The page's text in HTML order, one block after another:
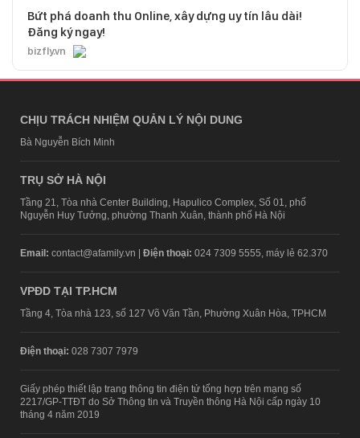
Bứt phá doanh thu Online, xây dựng uy tín lâu dài!
Đăng ký ngay!
bizfly.vn
CHỊU TRÁCH NHIỆM QUẢN LÝ NỘI DUNG
Bà Nguyễn Bích Minh
TRỤ SỞ HÀ NỘI
Tầng 21, Tòa nhà Center Building, Hapulico Complex, Số 01, phố
Nguyễn Huy Tưởng, phường Thanh Xuân, thành phố Hà Nội
Email: contact@afamily.vn | Điện thoại: 024 7309 5555, máy lẻ 62.370
VPĐD TẠI TP.HCM
Tầng 4, Tòa nhà 123, số 127 Võ Văn Tần, Phường Xuân Hòa, TPHCM
Điện thoại: 028 7307 7979
Giấy phép thiết lập trang thông tin điện tử tổng hợp trên mạng số
2217/GP-TTĐT do Sở Thông tin và Truyền thông Hà Nội cấp ngày 10
tháng 4 năm 2019